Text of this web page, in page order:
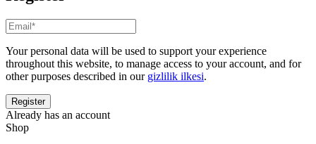
Your personal data will be used to support your experience
throughout this website, to manage access to your account, and for
other purposes described in our gizlilik ilkesi.
Already has an account
Shop